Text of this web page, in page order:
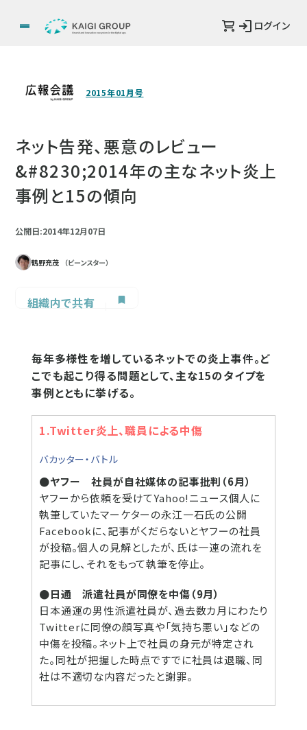
ログイン
2015年01月号
ネット告発、悪意のレビュー
&#8230;2014年の主なネット炎上
事例と15の傾向
公開日:2014年12月07日
鶴野充茂 （ビーンスター）
組織内で共有
毎年多様性を増しているネットでの炎上事件。ど
こでも起こり得る問題として、主な15のタイプを
事例とともに挙げる。
1.Twitter炎上、職員による中傷
バカッター・バトル
●ヤフー 社員が自社媒体の記事批判（6月）
ヤフーから依頼を受けてYahoo!ニュース個人に
執筆していたマーケターの永江一石氏の公開
Facebookに、記事がくだらないとヤフーの社員
が投稿。個人の見解としたが、氏は一連の流れを
記事にし、それをもって執筆を停止。
●日通 派遣社員が同僚を中傷（9月）
日本通運の男性派遣社員が、過去数カ月にわたり
Twitterに同僚の顔写真や「気持ち悪い」などの
中傷を投稿。ネット上で社員の身元が特定され
た。同社が把握した時点ですでに社員は退職、同
社は不適切な内容だったと謝罪。